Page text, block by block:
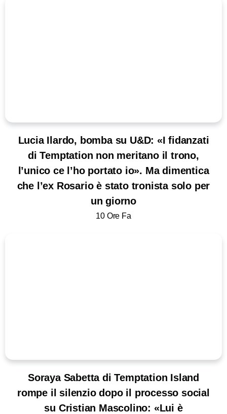
Lucia Ilardo, bomba su U&D: «I fidanzati
di Temptation non meritano il trono,
l’unico ce l’ho portato io». Ma dimentica
che l’ex Rosario è stato tronista solo per
un giorno
10 Ore Fa
Soraya Sabetta di Temptation Island
rompe il silenzio dopo il processo social
su Cristian Mascolino: «Lui è